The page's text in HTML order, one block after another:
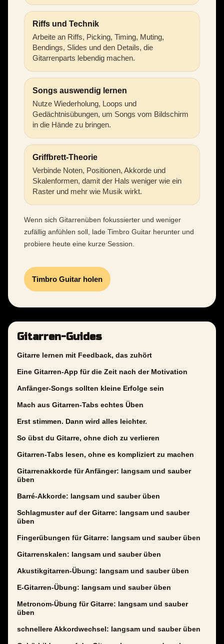
Riffs und Technik
Arbeite an Riffs, Picking, Timing, Muting,
Bendings, Slides und den Details, die
Gitarrenparts lebendig machen.
Songs auswendig lernen
Nutze Wiederholung, Loops und
Gedächtnisübungen, um Songs vom Bildschirm
in die Hände zu bringen.
Griffbrett-Theorie
Verbinde Noten, Positionen, Akkorde und
Skalenformen, damit der Hals weniger wie ein
Raster und mehr wie Musik wirkt.
Wenn sich Gitarrenüben fokussierter und weniger
zufällig anfühlen soll, lade Timbro Guitar herunter und
probiere heute eine kurze Session.
Timbro Guitar holen
Gitarren-Guides
Gitarre lernen mit Feedback, das zuhört
Eine Gitarren-App für die Zeit nach der Motivation
Anfänger-Songs sollten kleine Erfolge sein
Mach aus Gitarren-Tabs echtes Üben
Erst stimmen. Dann wird alles leichter.
So übst du Gitarre, ohne dich zu verlieren
Gitarren-Tabs lesen, ohne es kompliziert zu machen
Gitarrenakkorde für Anfänger: langsam und sauber
üben
Barré-Akkorde: langsam und sauber üben
Schlagmuster auf der Gitarre: langsam und sauber
üben
Fingerübungen für Gitarre: langsam und sauber üben
Gitarrenskalen: langsam und sauber üben
Akustikgitarren-Übung: langsam und sauber üben
E-Gitarren-Übung: langsam und sauber üben
Metronom-Übung für Gitarre: langsam und sauber
üben
schnellere Akkordwechsel: langsam und sauber üben